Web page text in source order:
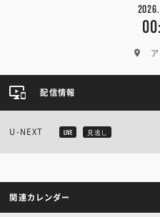
配信情報
U-NEXT LIVE 見逃し
関連カレンダー